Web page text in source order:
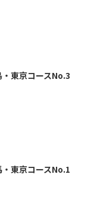
京コースNo.3
京コースNo.1